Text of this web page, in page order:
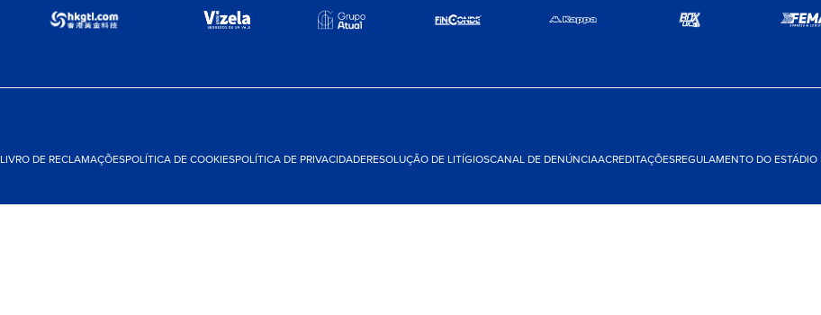
LIVRO DE RECLAMAÇÕESPOLÍTICA DE COOKIESPOLÍTICA DE PRIVACIDADERESOLUÇÃO DE LITÍGIOSCANAL DE DENÚNCIAACREDITAÇÕESREGULAMENTO DO